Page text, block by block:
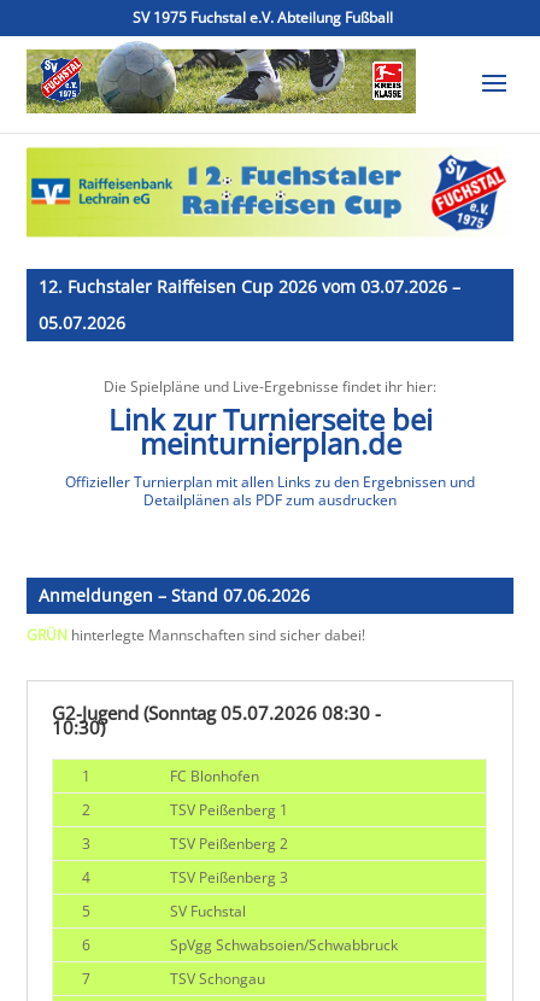
SV 1975 Fuchstal e.V. Abteilung Fußball
12. Fuchstaler Raiffeisen Cup 2026 vom 03.07.2026 –
05.07.2026
Die Spielpläne und Live-Ergebnisse findet ihr hier:
Link zur Turnierseite bei
meinturnierplan.de
Offizieller Turnierplan mit allen Links zu den Ergebnissen und
Detailplänen als PDF zum ausdrucken
Anmeldungen – Stand 07.06.2026
GRÜN hinterlegte Mannschaften sind sicher dabei!
G2-Jugend (Sonntag 05.07.2026 08:30 -
10:30)
1
FC Blonhofen
2
TSV Peißenberg 1
3
TSV Peißenberg 2
4
TSV Peißenberg 3
5
SV Fuchstal
6
SpVgg Schwabsoien/Schwabbruck
7
TSV Schongau